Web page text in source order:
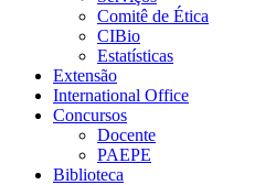
Comitê de Ética
CIBio
Estatísticas
Extensão
International Office
Concursos
Docente
PAEPE
Biblioteca